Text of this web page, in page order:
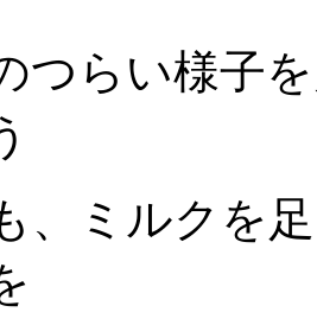
つらい様子
、ミルクを